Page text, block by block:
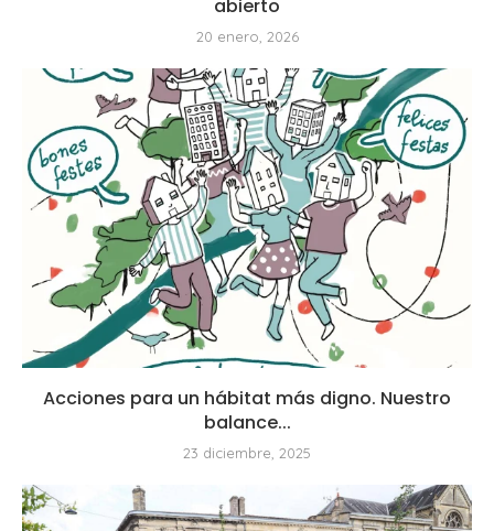
abierto
20 enero, 2026
Acciones para un hábitat más digno. Nuestro
balance...
23 diciembre, 2025